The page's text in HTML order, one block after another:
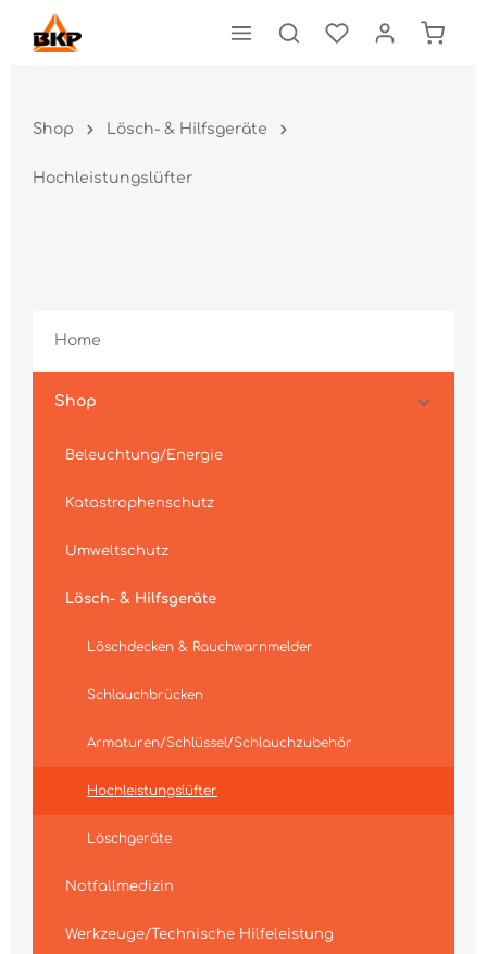
Shop Lösch- & Hilfsgeräte
Hochleistungslüfter
Home
Shop
Beleuchtung/Energie
Katastrophenschutz
Umweltschutz
Lösch- & Hilfsgeräte
Löschdecken & Rauchwarnmelder
Schlauchbrücken
Armaturen/Schlüssel/Schlauchzubehör
Hochleistungslüfter
Löschgeräte
Notfallmedizin
Werkzeuge/Technische Hilfeleistung